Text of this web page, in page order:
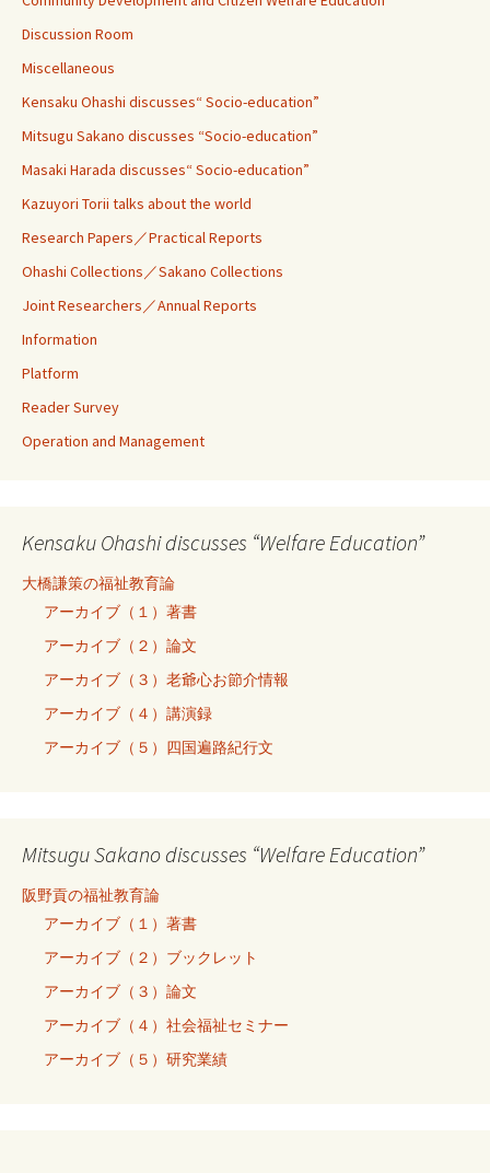
Discussion Room
Miscellaneous
Kensaku Ohashi discusses“ Socio-education”
Mitsugu Sakano discusses “Socio-education”
Masaki Harada discusses“ Socio-education”
Kazuyori Torii talks about the world
Research Papers／Practical Reports
Ohashi Collections／Sakano Collections
Joint Researchers／Annual Reports
Information
Platform
Reader Survey
Operation and Management
Kensaku Ohashi discusses “Welfare Education”
大橋謙策の福祉教育論
アーカイブ（１）著書
アーカイブ（２）論文
アーカイブ（３）老爺心お節介情報
アーカイブ（４）講演録
アーカイブ（５）四国遍路紀行文
Mitsugu Sakano discusses “Welfare Education”
阪野貢の福祉教育論
アーカイブ（１）著書
アーカイブ（２）ブックレット
アーカイブ（３）論文
アーカイブ（４）社会福祉セミナー
アーカイブ（５）研究業績